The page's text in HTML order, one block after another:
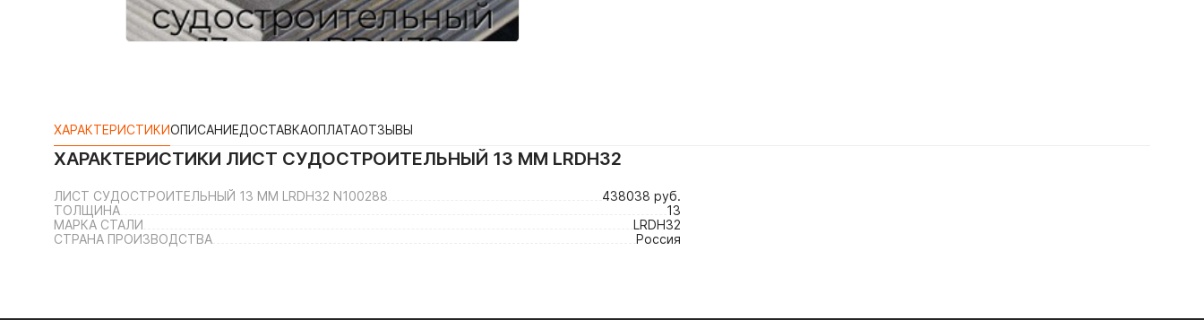
ХАРАКТЕРИСТИКИОПИСАНИЕДОСТАВКАОПЛАТАОТЗЫВЫ
ХАРАКТЕРИСТИКИ ЛИСТ СУДОСТРОИТЕЛЬНЫЙ 13 ММ LRDH32
ЛИСТ СУДОСТРОИТЕЛЬНЫЙ 13 ММ LRDH32 N100288
438038 руб.
ТОЛЩИНА
13
МАРКА СТАЛИ
LRDH32
СТРАНА ПРОИЗВОДСТВА
Россия